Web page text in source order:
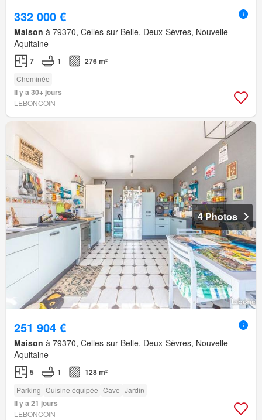
332 000 €
Maison à 79370, Celles-sur-Belle, Deux-Sèvres, Nouvelle-
Aquitaine
7 1 276 m²
Cheminée
Il y a 30+ jours
LEBONCOIN
4 Photos
251 904 €
Maison à 79370, Celles-sur-Belle, Deux-Sèvres, Nouvelle-
Aquitaine
5 1 128 m²
Parking Cuisine équipée Cave Jardin
Il y a 21 jours
LEBONCOIN